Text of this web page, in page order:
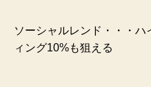
ソーシャルレンド・・・
ィング10%も狙える